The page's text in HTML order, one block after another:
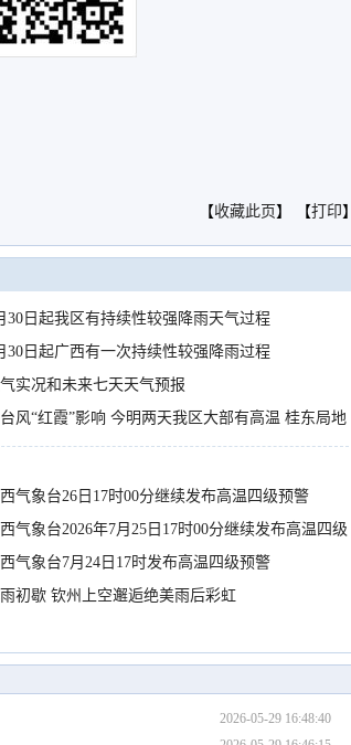
【收藏此页 】 【打印】
30日起我区有持续性较强降雨天气过程
30日起广西有一次持续性较强降雨过程
实况和未来七天天气预报
风“红霞”影响 今明两天我区大部有高温 桂东局地
强降雨
气象台26日17时00分继续发布高温四级预警
气象台2026年7月25日17时00分继续发布高温四级
气象台7月24日17时发布高温四级预警
初歇 钦州上空邂逅绝美雨后彩虹
2026-05-29 16:48:40